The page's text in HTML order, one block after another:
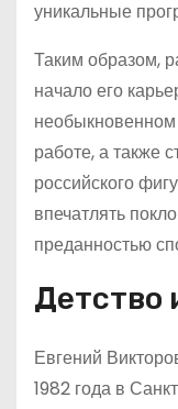
уникальные
Таким образом,
начало его
необыкновенном
работе, а также
российского
впечатлять
преданностью
Детство
Евгений
1982 года в